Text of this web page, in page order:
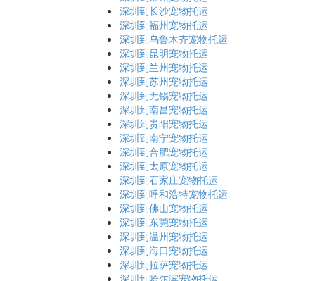
深圳到长沙宠物托运
深圳到福州宠物托运
深圳到乌鲁木齐宠物托运
深圳到昆明宠物托运
深圳到兰州宠物托运
深圳到苏州宠物托运
深圳到无锡宠物托运
深圳到南昌宠物托运
深圳到贵阳宠物托运
深圳到南宁宠物托运
深圳到合肥宠物托运
深圳到太原宠物托运
深圳到石家庄宠物托运
深圳到呼和浩特宠物托运
深圳到佛山宠物托运
深圳到东莞宠物托运
深圳到温州宠物托运
深圳到海口宠物托运
深圳到拉萨宠物托运
深圳到哈尔滨宠物托运